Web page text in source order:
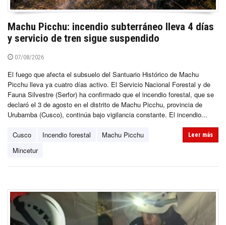
Machu Picchu: incendio subterráneo lleva 4 días
y servicio de tren sigue suspendido
07/08/2026
El fuego que afecta el subsuelo del Santuario Histórico de Machu
Picchu lleva ya cuatro días activo. El Servicio Nacional Forestal y de
Fauna Silvestre (Serfor) ha confirmado que el incendio forestal, que se
declaró el 3 de agosto en el distrito de Machu Picchu, provincia de
Urubamba (Cusco), continúa bajo vigilancia constante. El incendio...
Cusco Incendio forestal
Machu Picchu
Mincetur
Leer más